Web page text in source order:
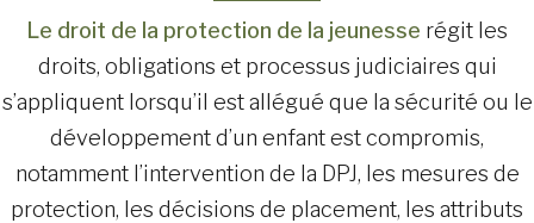
Le droit de la protection de la jeunesse régit les
droits, obligations et processus judiciaires qui
s’appliquent lorsqu’il est allégué que la sécurité ou le
développement d’un enfant est compromis,
notamment l’intervention de la DPJ, les mesures de
protection, les décisions de placement, les attributs